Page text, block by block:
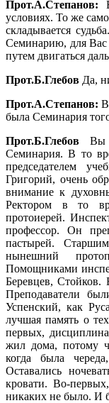
Прот.А.Степанов:
условиях. То же
складывается
Семинарию, для
путем двигаться
Прот.Б.Глебов Да,
Прот.А.Степанов:
была Семинария
Прот.Б.Глебов Вы
Семинария. В то
председателем
Григорий, очень
внимание к
Ректором в то
протоиерей.
профессор. Он
пастырей.
нынешний
Помощниками
Беревцев,
Преподаватели
Успенский, как
лучшая память о
первых,
жил дома, потому
когда была
Оставались
кровати. Во-
никаких не было. И